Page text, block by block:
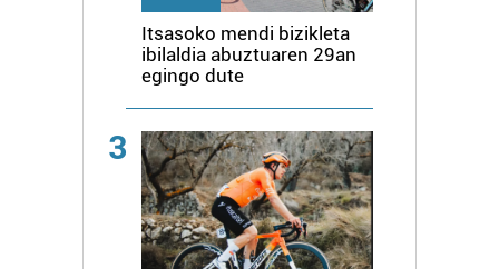
Itsasoko mendi bizikleta
ibilaldia abuztuaren 29an
egingo dute
3